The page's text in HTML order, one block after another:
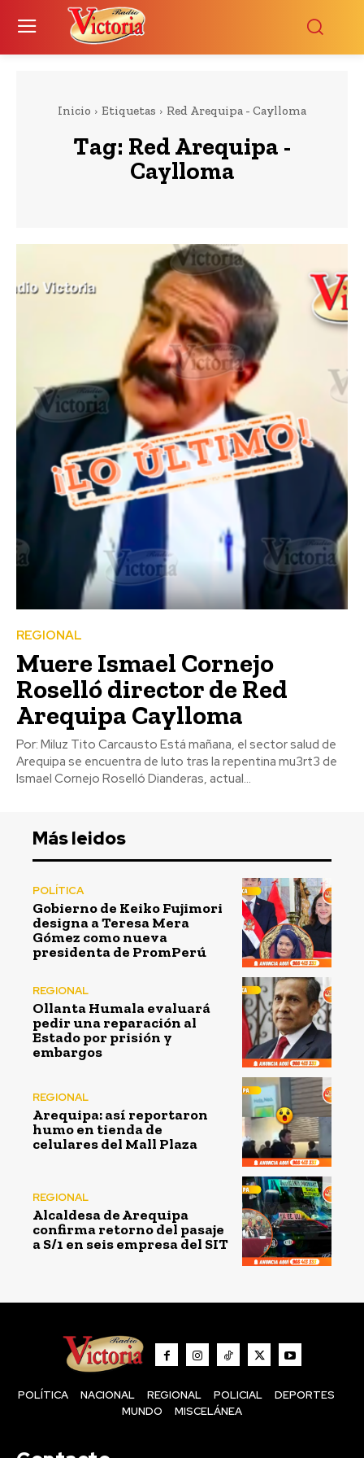
Inicio Etiquetas Red Arequipa - Caylloma
Tag: Red Arequipa -
Caylloma
REGIONAL
Muere Ismael Cornejo
Roselló director de Red
Arequipa Caylloma
Por: Miluz Tito Carcausto Está mañana, el sector salud de
Arequipa se encuentra de luto tras la repentina mu3rt3 de
Ismael Cornejo Roselló Dianderas, actual...
Más leidos
POLÍTICA
Gobierno de Keiko Fujimori
designa a Teresa Mera
Gómez como nueva
presidenta de PromPerú
REGIONAL
Ollanta Humala evaluará
pedir una reparación al
Estado por prisión y
embargos
REGIONAL
Arequipa: así reportaron
humo en tienda de
celulares del Mall Plaza
REGIONAL
Alcaldesa de Arequipa
confirma retorno del pasaje
a S/1 en seis empresa del SIT
POLÍTICA NACIONAL REGIONAL POLICIAL
DEPORTES
MUNDO
MISCELÁNEA